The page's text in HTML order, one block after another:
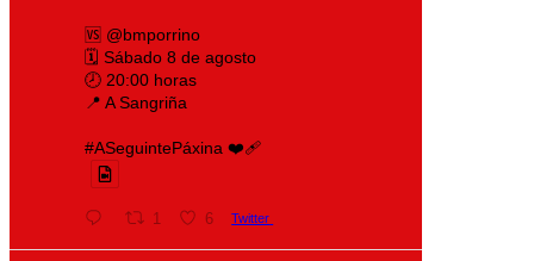
🆚 @bmporrino
🗓️ Sábado 8 de agosto
🕗 20:00 horas
📍 A Sangriña
#ASeguintePáxina ❤️‍🩹
1 6 Twitter